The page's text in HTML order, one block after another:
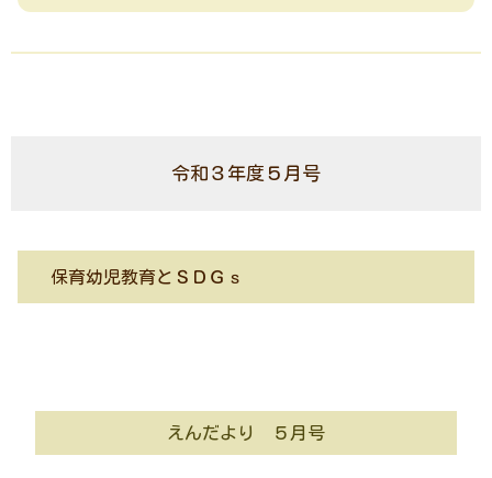
令和３年度５月号
保育幼児教育とＳＤＧｓ
えんだより ５月号